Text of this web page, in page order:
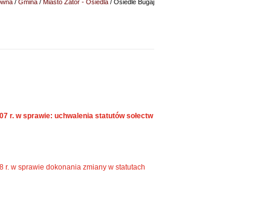
/ Gmina / Miasto Zator - Osiedla / Osiedle Bugaj
r. w sprawie: uchwalenia statutów sołectw
r. w sprawie dokonania zmiany w statutach